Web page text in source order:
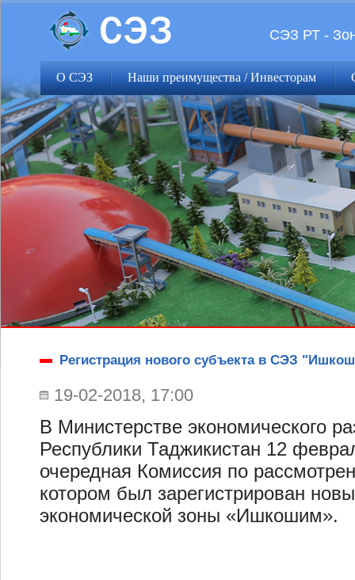
СЭЗ РТ -
О СЭЗ Наши преимущества / Инвесторам
Регистрация нового субъекта в СЭЗ
19-02-2018, 17:00
В Министерстве экономического
Республики Таджикистан 12
очередная Комиссия по
котором был зарегистрирован
экономической зоны «Ишкошим».